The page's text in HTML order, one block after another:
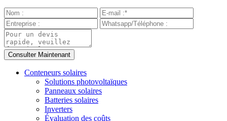
Conteneurs solaires
Solutions photovoltaïques
Panneaux solaires
Batteries solaires
Inverters
Évaluation des coûts